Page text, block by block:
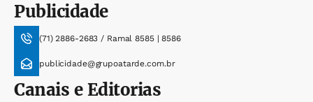
Publicidade
(71) 2886-2683 / Ramal 8585 | 8586
publicidade@grupoatarde.com.br
Canais e Editorias